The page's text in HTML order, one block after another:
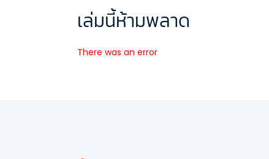
เล่มนี้ห้ามพลาด
There was an error